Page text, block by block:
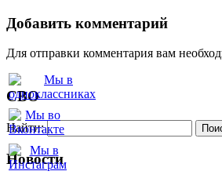
Добавить комментарий
Для отправки комментария вам
СВО
Найти:
Новости